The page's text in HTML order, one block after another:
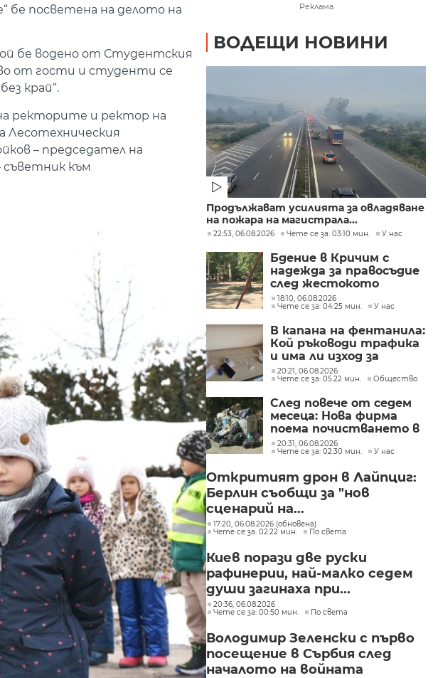
бе посветена на делото на
бе водено от Студентския
от гости и студенти се
край“.
ректорите и ректор на
Лесотехническия
– председател на
към
Реклама
ВОДЕЩИ НОВИНИ
Продължават усилията за овладяване
на пожара на магистрала...
22:53, 06.08.2026 Чете се за: 03:10 мин. У нас
Бдение в Кричим с
надежда за правосъдие
след жестокото
убийство на млад мъж
в Пловдив от
18:10, 06.08.2026
Чете се за: 04:25 мин.
У нас
В капана на фентанила:
Кой ръководи трафика
и има ли изход за
пристрастените?
20:21, 06.08.2026
Чете се за: 05:22 мин.
Общество
След повече от седем
месеца: Нова фирма
поема почистването в
столичните райони
"Слатина", "Подуяне" и
20:31, 06.08.2026
Чете се за: 02:30 мин.
У нас
Откритият дрон в Лайпциг:
Берлин съобщи за "нов
сценарий на...
17:20, 06.08.2026 (обновена)
Чете се за: 02:22 мин.
По света
Киев порази две руски
рафинерии, най-малко седем
души загинаха при...
20:36, 06.08.2026
Чете се за: 00:50 мин.
По света
Володимир Зеленски с първо
посещение в Сърбия след
началото на войната